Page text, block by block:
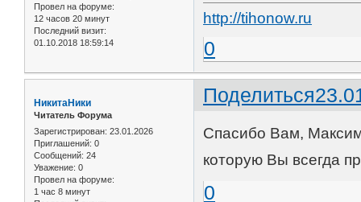
Провел на форуме:
12 часов 20 минут
Последний визит:
01.10.2018 18:59:14
http://tihonow.ru
0
Поделиться
НикитаНики
Читатель Форума
Зарегистрирован: 23.01.2026
Приглашений: 0
Сообщений: 24
Уважение: 0
Провел на форуме:
1 час 8 минут
Спасибо Вам,
которую Вы всегда
0